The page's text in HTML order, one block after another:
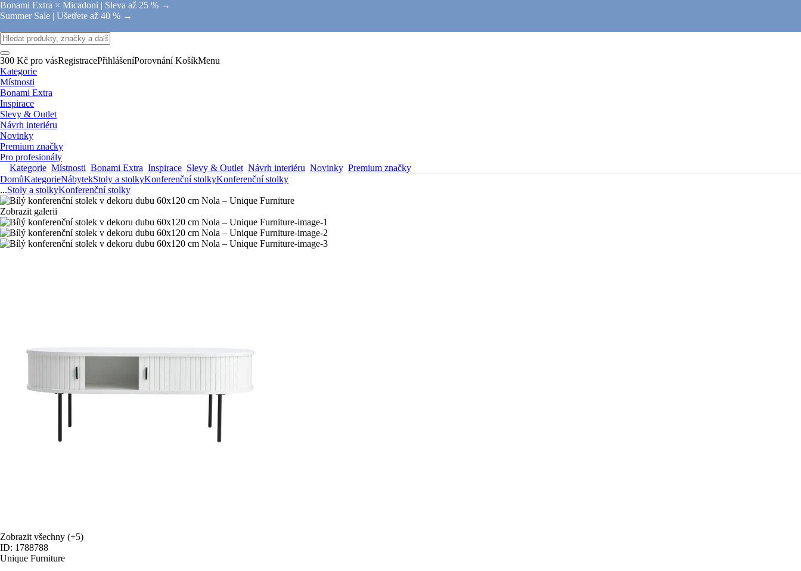
Bonami Extra × Micadoni | Sleva až 25 % →
Summer Sale | Ušetřete až 40 % →
300 Kč pro vásRegistracePřihlášeníPorovnání KošíkMenu
Kategorie
Místnosti
Bonami Extra
Inspirace
Slevy & Outlet
Návrh interiéru
Novinky
Premium značky
Pro profesionály
Kategorie Místnosti Bonami Extra Inspirace Slevy & Outlet Návrh interiéru Novinky Premium značky
DomůKategorieNábytekStoly a stolkyKonferenční stolkyKonferenční stolky
...Stoly a stolkyKonferenční stolky
Zobrazit galerii
Zobrazit všechny (+5)
ID: 1788788
Unique Furniture